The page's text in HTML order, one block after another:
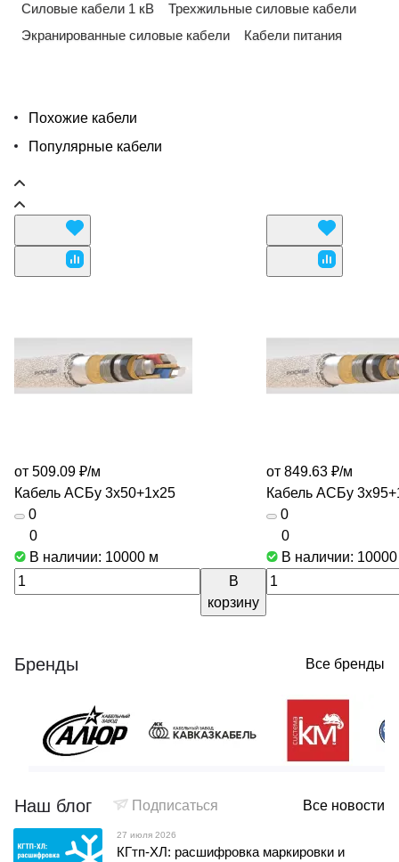
Силовые кабели 1 кВ
Трехжильные силовые кабели
Экранированные силовые кабели
Кабели питания
Похожие кабели
Популярные кабели
от 509.09 ₽/м
Кабель АСБу 3х50+1х25
0
0
В наличии: 10000 м
В
корзину
от 849.63 ₽/м
Кабель АСБу
0
0
В наличии:
Бренды Все бренды
Наш блог Подписаться Все новости
27 июля 2026
КГтп-ХЛ: расшифровка маркировки и